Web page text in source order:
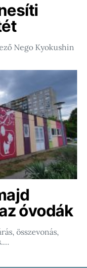
Nego Kyokushin
óvodák
összevonás,